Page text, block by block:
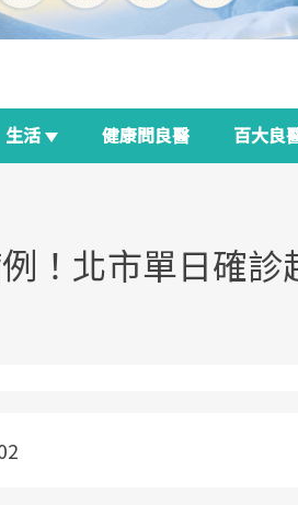
生活 健康問良醫 百大良
！北市單日確診